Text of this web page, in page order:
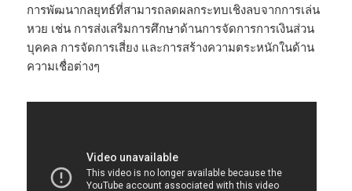
การพัฒนากลยุทธ์ที่สามารถลดผลกระทบเชิงลบจากการเล่น
หวย เช่น การส่งเสริมการศึกษาด้านการจัดการการเงินส่วน
บุคคล การจัดการเสี่ยง และการสร้างความตระหนักในด้าน
ความเชื่อต่างๆ